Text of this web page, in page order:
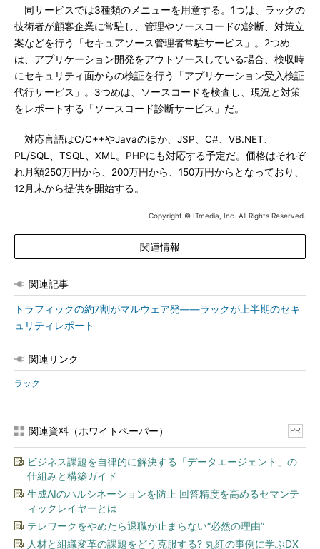
同サービスでは3種類のメニューを用意する。1つは、ラックの
技術者が顧客企業に常駐し、管理やソースコードの診断、対策立
案などを行う「セキュアソース管理者常駐サービス」。2つめ
は、アプリケーション開発をアウトソースしている場合、検収時
にセキュリティ面からの検証を行う「アプリケーション受入検証
代行サービス」。3つめは、ソースコードを検査し、現況と対策
をレポートする「ソースコード診断サービス」だ。
対応言語はC/C++やJavaのほか、JSP、C#、VB.NET、
PL/SQL、TSQL、XML。PHPにも対応する予定だ。価格はそれぞ
れ月額250万円から、200万円から、150万円からとなっており、
12月末から提供を開始する。
Copyright © ITmedia, Inc. All Rights Reserved.
関連情報
関連記事
トラフィックの約7割がマルウェア発――ラックが上半期のセキ
ュリティレポート
関連リンク
ラック
関連資料（ホワイトペーパー） PR
ビジネス課題を自律的に解決する「データエージェント」の
仕組みと構築ガイド
生成AIのハルシネーションを防止 回答精度を高めるセマンテ
ィックレイヤーとは
テレワークをやめたら退職が止まらない“必然の理由”
人材と組織変革の課題をどう克服する? 丸紅の事例に学ぶDX